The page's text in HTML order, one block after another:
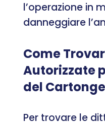
l’operazione in
danneggiare
Come
Autorizzate
del
Per trovare le